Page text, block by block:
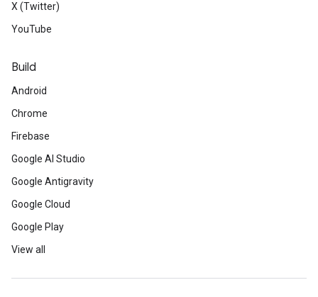
X (Twitter)
YouTube
Build
Android
Chrome
Firebase
Google AI Studio
Google Antigravity
Google Cloud
Google Play
View all